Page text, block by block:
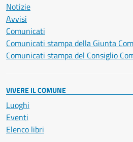
Notizie
Avvisi
Comunicati
Comunicati stampa della Giunta
Comunicati stampa del Consiglio
VIVERE IL COMUNE
Luoghi
Eventi
Elenco libri